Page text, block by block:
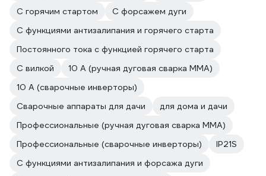
С горячим стартом
С форсажем дуги
С функциями антизалипания и горячего старта
Постоянного тока с функцией горячего старта
С вилкой
10 А (ручная дуговая сварка MMA)
10 А (сварочные инверторы)
Сварочные аппараты для дачи
для дома и дачи
Профессиональные (ручная дуговая сварка MMA)
Профессиональные (сварочные инверторы)
IP21S
С функциями антизалипания и форсажа дуги